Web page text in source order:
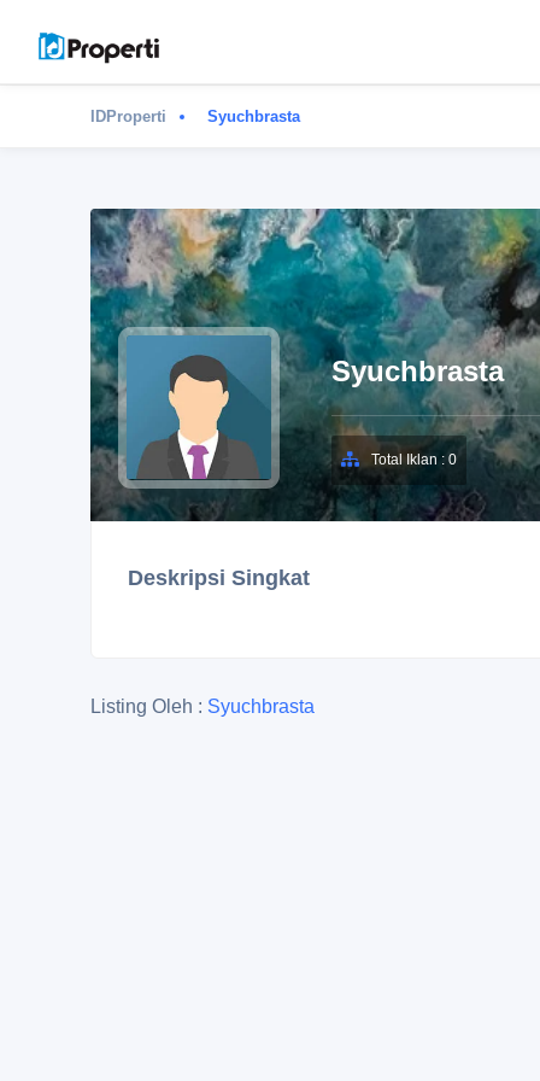
IDProperti Syuchbrasta
Syuchbrasta
Total Iklan : 0
Deskripsi Singkat
Listing Oleh : Syuchbrasta